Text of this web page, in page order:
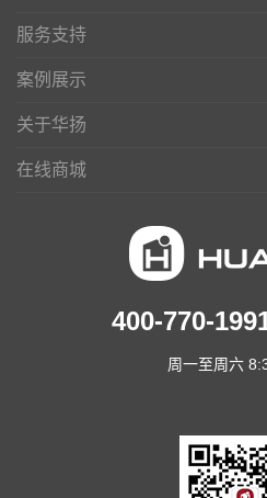
服务支持
案例展示
关于华扬
在线商城
400-770-
周一至周六